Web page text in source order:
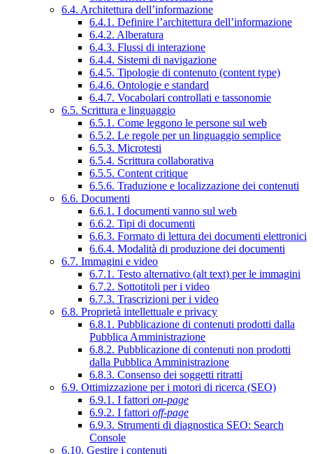
6.4. Architettura dell’informazione
6.4.1. Definire l’architettura dell’informazione
6.4.2. Alberatura
6.4.3. Flussi di interazione
6.4.4. Sistemi di navigazione
6.4.5. Tipologie di contenuto (content type)
6.4.6. Ontologie e standard
6.4.7. Vocabolari controllati e tassonomie
6.5. Scrittura e linguaggio
6.5.1. Come leggono le persone sul web
6.5.2. Le regole per un linguaggio semplice
6.5.3. Microtesti
6.5.4. Scrittura collaborativa
6.5.5. Content critique
6.5.6. Traduzione e localizzazione dei contenuti
6.6. Documenti
6.6.1. I documenti vanno sul web
6.6.2. Tipi di documenti
6.6.3. Formato di lettura dei documenti elettronici
6.6.4. Modalità di produzione dei documenti
6.7. Immagini e video
6.7.1. Testo alternativo (alt text) per le immagini
6.7.2. Sottotitoli per i video
6.7.3. Trascrizioni per i video
6.8. Proprietà intellettuale e privacy
6.8.1. Pubblicazione di contenuti prodotti dalla
Pubblica Amministrazione
6.8.2. Pubblicazione di contenuti non prodotti
dalla Pubblica Amministrazione
6.8.3. Consenso dei soggetti ritratti
6.9. Ottimizzazione per i motori di ricerca (SEO)
6.9.1. I fattori on-page
6.9.2. I fattori off-page
6.9.3. Strumenti di diagnostica SEO: Search
Console
6.10. Gestire i contenuti